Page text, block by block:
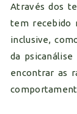
Através dos
tem recebido
inclusive,
da
encontrar as